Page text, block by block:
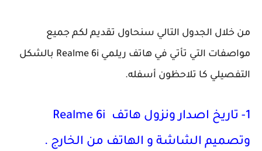
من خلال الجدول التالي سنحاول تقديم لكم جميع
مواصفات التي تأتي في هاتف ريلمي Realme 6i بالشكل
التفصيلي كا تلاحظون أسفله.
1- تاريخ اصدار ونزول هاتف Realme 6i
وتصميم الشاشة و الهاتف من الخارج .